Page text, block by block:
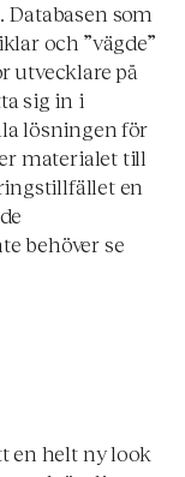
som
och ”vägde”
utvecklare på
sig in i
lösningen för
materialet till
en
behöver se
en helt ny look